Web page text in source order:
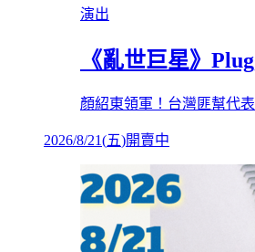
演出
《亂世巨星》
顏紹東領軍！台灣匪幫代
2026/8/21(五)開賣中